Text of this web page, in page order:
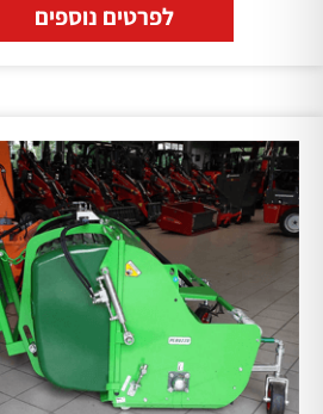
לפרטים נוספים